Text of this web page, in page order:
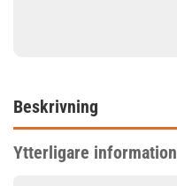
Beskrivning
Ytterligare information